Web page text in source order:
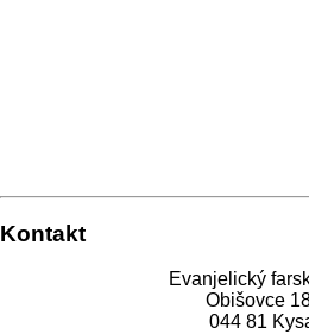
Kontakt
Evanjelický
Obišovce
044 81